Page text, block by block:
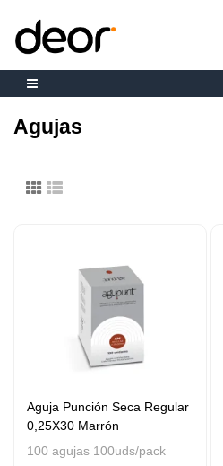
Agujas
Aguja Punción Seca Regular
0,25X30 Marrón
100 agujas 100uds/pack